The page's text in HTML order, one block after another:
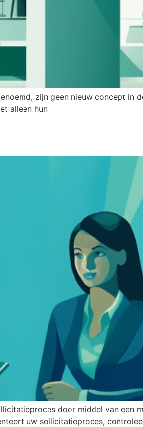
zijn geen nieuw concept in
alleen hun
door middel van een
uw sollicitatieproces,